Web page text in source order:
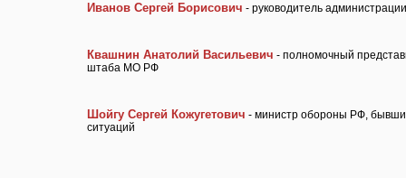
Иванов Сергей Борисович - руководитель
Квашнин Анатолий Васильевич - полномочный
штаба МО РФ
Шойгу Сергей Кожугетович - министр обороны РФ,
ситуаций